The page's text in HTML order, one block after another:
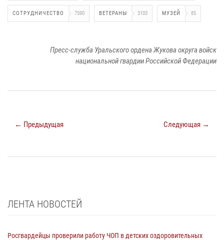
СОТРУДНИЧЕСТВО 7590 ВЕТЕРАНЫ 3103 МУЗЕЙ 85
Пресс-служба Уральского ордена Жукова округа войск
национальной гвардии Российской Федерации
← Предыдущая Следующая →
ЛЕНТА НОВОСТЕЙ
Росгвардейцы проверили работу ЧОП в детских оздоровительных